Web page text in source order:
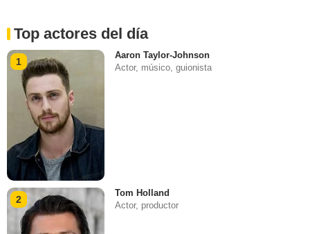
Top actores del día
1
Aaron Taylor-Johnson
Actor, músico, guionista
2
Tom Holland
Actor, productor